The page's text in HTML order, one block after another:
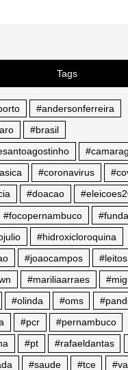
Tags
#andersonferreira
#brasil
#coronavirus
#doacao
#focopernambuco
#hidroxicloroquina
#joaocampos
#leitos
#mariliaarraes
#olinda #oms
#pcr
#pernambuco
#pt #rafaeldantas
#saude #tce